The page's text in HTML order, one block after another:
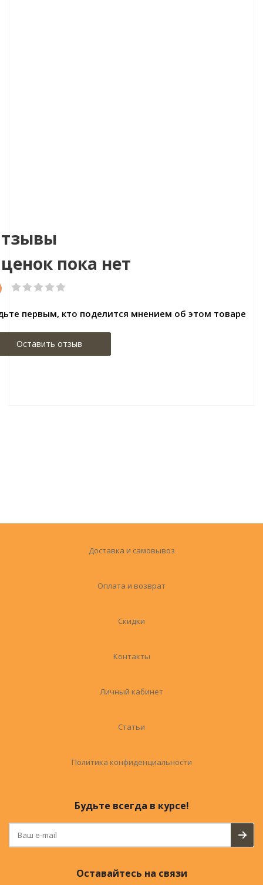
пока нет
первым, кто поделится мнением об этом товаре
Оставить отзыв
Доставка и самовывоз
Оплата и возврат
Скидки
Контакты
Личный кабинет
Статьи
Политика конфиденциальности
Будьте всегда в курсе!
Оставайтесь на связи